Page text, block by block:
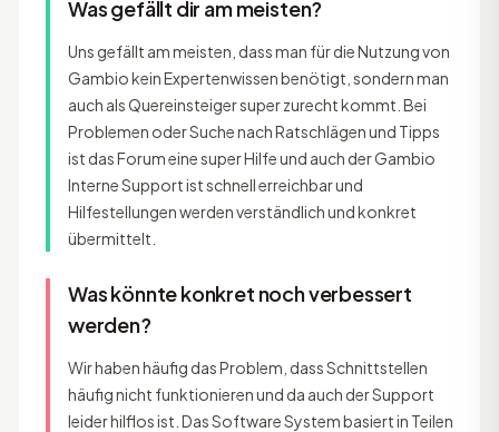
Was gefällt dir am meisten?
Uns gefällt am meisten, dass man für die Nutzung von
Gambio kein Expertenwissen benötigt, sondern man
auch als Quereinsteiger super zurecht kommt. Bei
Problemen oder Suche nach Ratschlägen und Tipps
ist das Forum eine super Hilfe und auch der Gambio
Interne Support ist schnell erreichbar und
Hilfestellungen werden verständlich und konkret
übermittelt.
Was könnte konkret noch verbessert
werden?
Wir haben häufig das Problem, dass Schnittstellen
häufig nicht funktionieren und da auch der Support
leider hilflos ist. Das Software System basiert in Teilen